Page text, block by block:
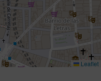
Leaflet